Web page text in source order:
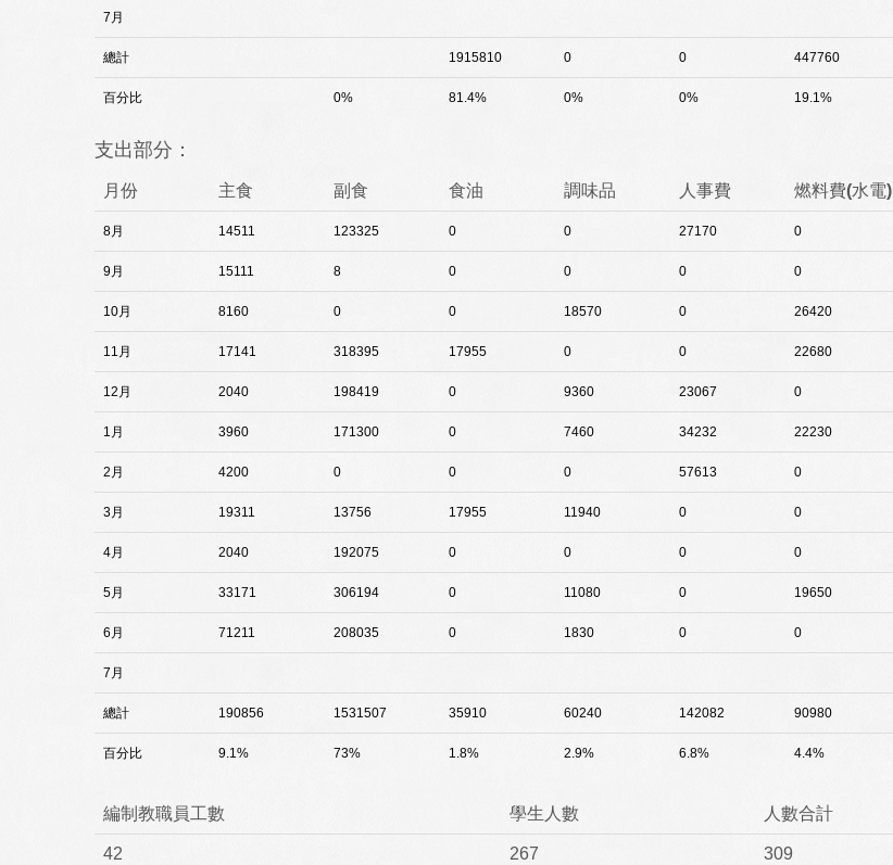
7月
總計 1915810 0 0 447760
百分比 0% 81.4% 0% 0% 19.1%
支出部分：
月份 主食 副食 食油 調味品 人事費 燃料費(水電)
8月 14511 123325 0 0 27170 0
9月 15111 8 0 0 0 0
10月 8160 0 0 18570 0 26420
11月 17141 318395 17955 0 0 22680
12月 2040 198419 0 9360 23067 0
1月 3960 171300 0 7460 34232 22230
2月 4200 0 0 0 57613 0
3月 19311 13756 17955 11940 0 0
4月 2040 192075 0 0 0 0
5月 33171 306194 0 11080 0 19650
6月 71211 208035 0 1830 0 0
7月
總計 190856 1531507 35910 60240 142082 90980
百分比 9.1% 73% 1.8% 2.9% 6.8% 4.4%
編制教職員工數 學生人數 人數合計
42 267 309